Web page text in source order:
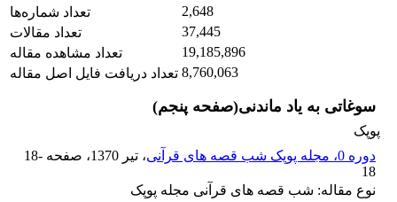
تعداد شماره‌ها
2,648
تعداد مقالات
37,445
تعداد مشاهده مقاله
19,185,896
تعداد دریافت فایل اصل مقاله 8,760,063
سوغاتی به یاد ماندنی(صفحه پنجم)
پوپک
دوره 0، مجله پوپک شب قصه های قرآنی
، تیر 1370 ، صفحه 18-
18
نوع مقاله: شب قصه های قرآنی مجله پوپک